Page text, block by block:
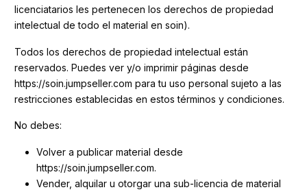
licenciatarios les pertenecen los derechos de propiedad
intelectual de todo el material en soin).
Todos los derechos de propiedad intelectual están
reservados. Puedes ver y/o imprimir páginas desde
https://soin.jumpseller.com para tu uso personal sujeto a las
restricciones establecidas en estos términos y condiciones.
No debes:
Volver a publicar material desde
https://soin.jumpseller.com.
Vender, alquilar u otorgar una sub-licencia de material